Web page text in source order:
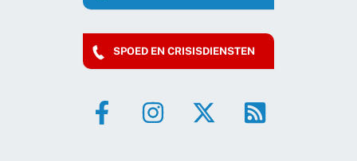
SPOED EN CRISISDIENSTEN